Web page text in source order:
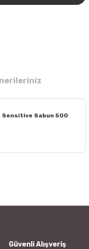
Sensitive Sabun 500
Güvenli Alışveriş